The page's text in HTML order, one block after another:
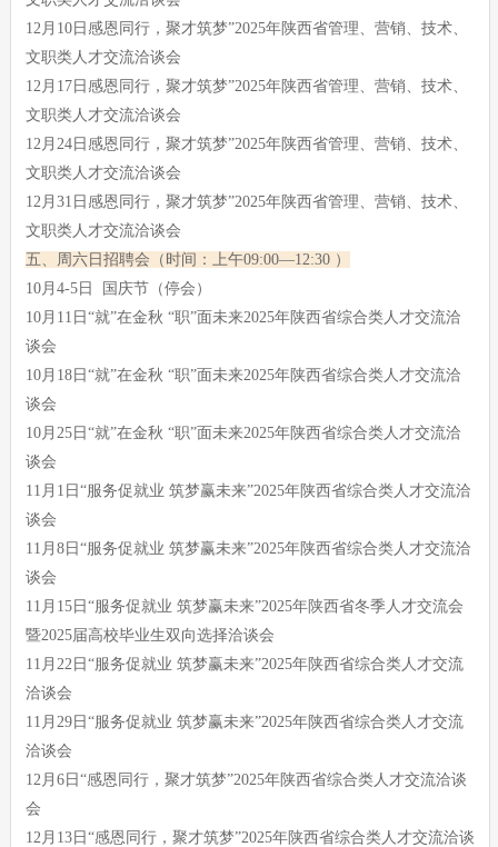
12月10日感恩同行，聚才筑梦”2025年陕西省管理、营销、技术、
文职类人才交流洽谈会
12月17日感恩同行，聚才筑梦”2025年陕西省管理、营销、技术、
文职类人才交流洽谈会
12月24日感恩同行，聚才筑梦”2025年陕西省管理、营销、技术、
文职类人才交流洽谈会
12月31日感恩同行，聚才筑梦”2025年陕西省管理、营销、技术、
文职类人才交流洽谈会
五、周六日招聘会（时间：上午09:00—12:30 ）
10月4-5日 国庆节（停会）
10月11日“就”在金秋 “职”面未来2025年陕西省综合类人才交流洽
谈会
10月18日“就”在金秋 “职”面未来2025年陕西省综合类人才交流洽
谈会
10月25日“就”在金秋 “职”面未来2025年陕西省综合类人才交流洽
谈会
11月1日“服务促就业 筑梦赢未来”2025年陕西省综合类人才交流洽
谈会
11月8日“服务促就业 筑梦赢未来”2025年陕西省综合类人才交流洽
谈会
11月15日“服务促就业 筑梦赢未来”2025年陕西省冬季人才交流会
暨2025届高校毕业生双向选择洽谈会
11月22日“服务促就业 筑梦赢未来”2025年陕西省综合类人才交流
洽谈会
11月29日“服务促就业 筑梦赢未来”2025年陕西省综合类人才交流
洽谈会
12月6日“感恩同行，聚才筑梦”2025年陕西省综合类人才交流洽谈
会
12月13日“感恩同行，聚才筑梦”2025年陕西省综合类人才交流洽谈